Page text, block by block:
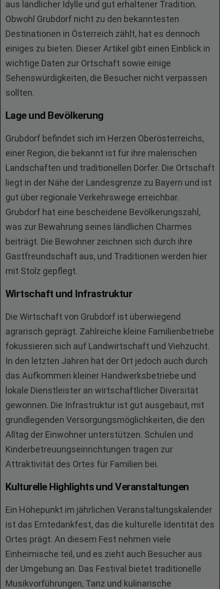
aus ländlicher Idylle und gut erhaltener Tradition.
Obwohl Grubdorf nicht zu den bekanntesten
Destinationen in Österreich zählt, hat es dennoch
einiges zu bieten. Dieser Artikel gibt einen Einblick in
wichtige Daten zur Ortschaft sowie einige
Sehenswürdigkeiten, die Besucher nicht verpassen
sollten.
Lage und Bevölkerung
Grubdorf befindet sich im Herzen Oberösterreichs,
einer Region, die bekannt ist für ihre malerischen
Landschaften und traditionellen Dörfer. Die Ortschaft
liegt in der Nähe der Landesgrenze zu Bayern und ist
gut über regionale Verkehrswege erreichbar.
Grubdorf hat eine bescheidene Bevölkerungszahl,
was zur Bewahrung seines ländlichen Charmes
beiträgt. Die Bewohner zeichnen sich durch ihre
Gastfreundschaft aus, und Traditionen werden hier
mit Stolz gepflegt.
Wirtschaft und Infrastruktur
Die Wirtschaft von Grubdorf ist überwiegend
agrarisch geprägt. Zahlreiche kleine Familienbetriebe
fokussieren sich auf Landwirtschaft und Viehzucht.
In den letzten Jahren hat der Ort jedoch auch durch
das Aufkommen kleiner Handwerksbetriebe und
lokale Dienstleister an wirtschaftlicher Diversität
gewonnen. Die Infrastruktur ist gut ausgebaut, mit
grundlegenden Versorgungsmöglichkeiten, die den
Alltag der Einwohner unterstützen. Schulen und
Kinderbetreuungseinrichtungen tragen zur
Attraktivität des Ortes für Familien bei.
Kulturelle Highlights und Veranstaltungen
Ein Höhepunkt im jährlichen Veranstaltungskalender
ist das Erntedankfest, das die kulturelle Identität des
Ortes prägt. An diesem Fest nehmen viele
Einheimische teil, und es zieht auch Besucher aus
der Umgebung an. Das Festival bietet traditionelle
Musikvorführungen, Tanz und kulinarische